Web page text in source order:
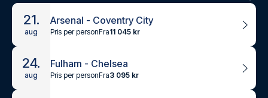
21.
aug
Arsenal - Coventry City
Pris per personFra11 045 kr
24.
aug
Fulham - Chelsea
Pris per personFra3 095 kr